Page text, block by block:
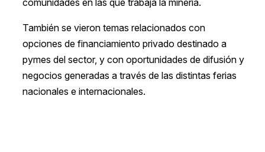
comunidades en las que trabaja la minería.
También se vieron temas relacionados con
opciones de financiamiento privado destinado a
pymes del sector, y con oportunidades de difusión y
negocios generadas a través de las distintas ferias
nacionales e internacionales.